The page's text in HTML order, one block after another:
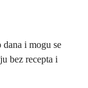
i mogu se
bez recepta i